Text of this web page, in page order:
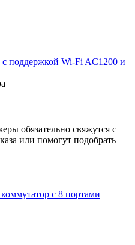
поддержкой Wi-Fi AC1200 и
обязательно свяжутся с
или помогут подобрать
с 8 портами